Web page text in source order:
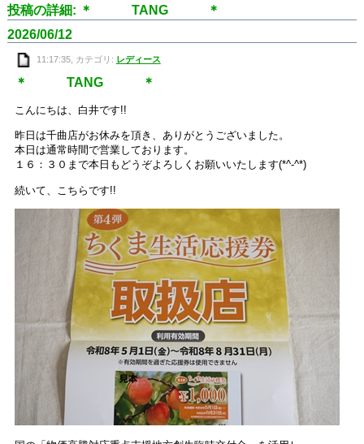
投稿の詳細: ＊ TANG ＊
2026/06/12
11:17:35, カテゴリ: レディース
＊ TANG ＊
こんにちは、白井です!!
昨日は千曲店がお休みを頂き、ありがとうございました。
本日は通常時間で営業しております。
１６：３０まで本日もどうぞよろしくお願いいたします(*^-^*)
続いて、こちらです!!